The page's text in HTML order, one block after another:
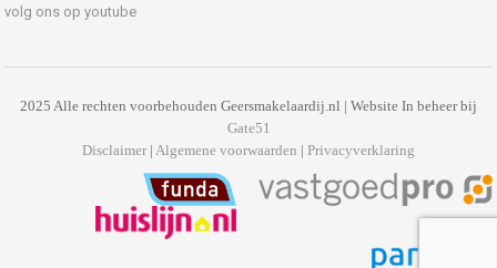
volg ons op youtube
2025 Alle rechten voorbehouden Geersmakelaardij.nl | Website In beheer bij
Gate51
Disclaimer | Algemene voorwaarden | Privacyverklaring